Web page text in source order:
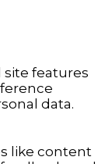
site features
data.
like content